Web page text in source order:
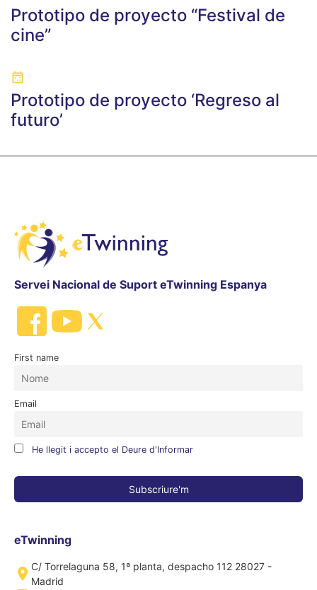
Prototipo de proyecto “Festival de
cine”
Prototipo de proyecto ‘Regreso al
futuro’
Servei Nacional de Suport eTwinning Espanya
First name
Email
He llegit i accepto el Deure d'Informar
eTwinning
C/ Torrelaguna 58, 1ª planta, despacho 112 28027 -
Madrid